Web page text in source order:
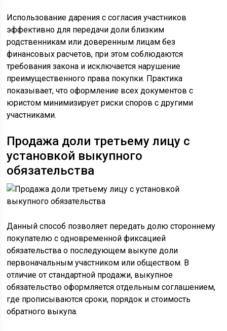
Использование дарения с согласия участников
эффективно для передачи доли близким
родственникам или доверенным лицам без
финансовых расчетов, при этом соблюдаются
требования закона и исключается нарушение
преимущественного права покупки. Практика
показывает, что оформление всех документов с
юристом минимизирует риски споров с другими
участниками.
Продажа доли третьему лицу с
установкой выкупного
обязательства
Данный способ позволяет передать долю стороннему
покупателю с одновременной фиксацией
обязательства о последующем выкупе доли
первоначальным участником или обществом. В
отличие от стандартной продажи, выкупное
обязательство оформляется отдельным соглашением,
где прописываются сроки, порядок и стоимость
обратного выкупа.